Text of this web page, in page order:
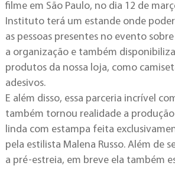
filme em São Paulo, no dia 12 de
Instituto terá um estande onde
as pessoas presentes no evento
a organização e também
produtos da nossa loja, como
adesivos.
E além disso, essa parceria incrível
também tornou realidade a
linda com estampa feita
pela estilista Malena Russo. Além de
a pré-estreia, em breve ela também